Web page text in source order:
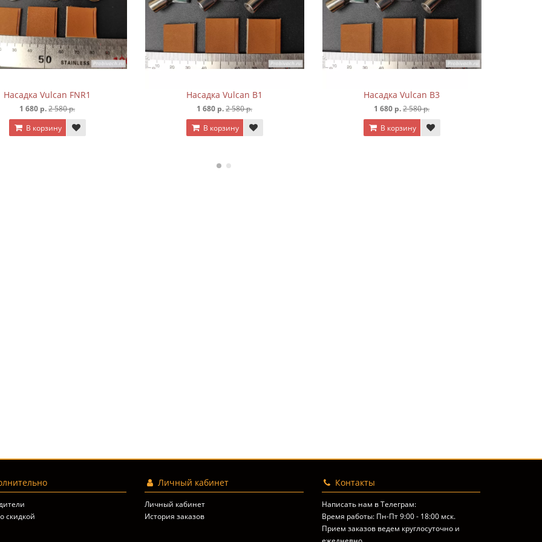
Насадка Vulcan B1
1 680 р.
В корзину
Насадка Vulcan B3
1 680 р.
В корзину
Насадка Vulcan G1,5
1 680 р.
В корзину
скидкой
Личный кабинет
Личный кабинет
История заказов
Контакты
Написать нам в Телеграм:
Время работы: Пн-Пт 9:00 - 18:00 мск.
Прием заказов ведем круглосуточно и